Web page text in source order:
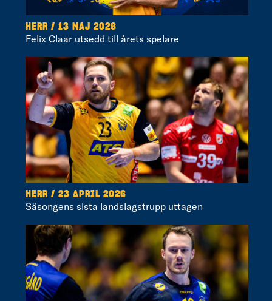
HERR / 13 MAJ 2026
Felix Claar utsedd till årets spelare
HERR / 23 APRIL 2026
Säsongens sista landslagstrupp uttagen